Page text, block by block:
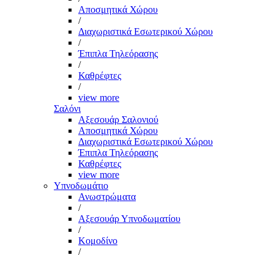
Αποσμητικά Χώρου
/
Διαχωριστικά Εσωτερικού Χώρου
/
Έπιπλα Τηλεόρασης
/
Καθρέφτες
/
view more
Σαλόνι
Αξεσουάρ Σαλονιού
Αποσμητικά Χώρου
Διαχωριστικά Εσωτερικού Χώρου
Έπιπλα Τηλεόρασης
Καθρέφτες
view more
Υπνοδωμάτιο
Ανωστρώματα
/
Αξεσουάρ Υπνοδωματίου
/
Κομοδίνο
/